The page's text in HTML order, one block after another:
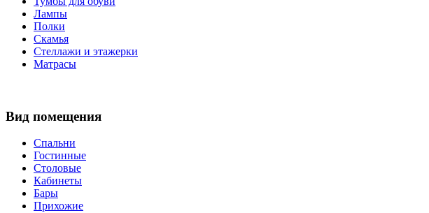
Лампы
Полки
Скамья
Стеллажи и этажерки
Матрасы
Вид помещения
Спальни
Гостинные
Столовые
Кабинеты
Бары
Прихожие